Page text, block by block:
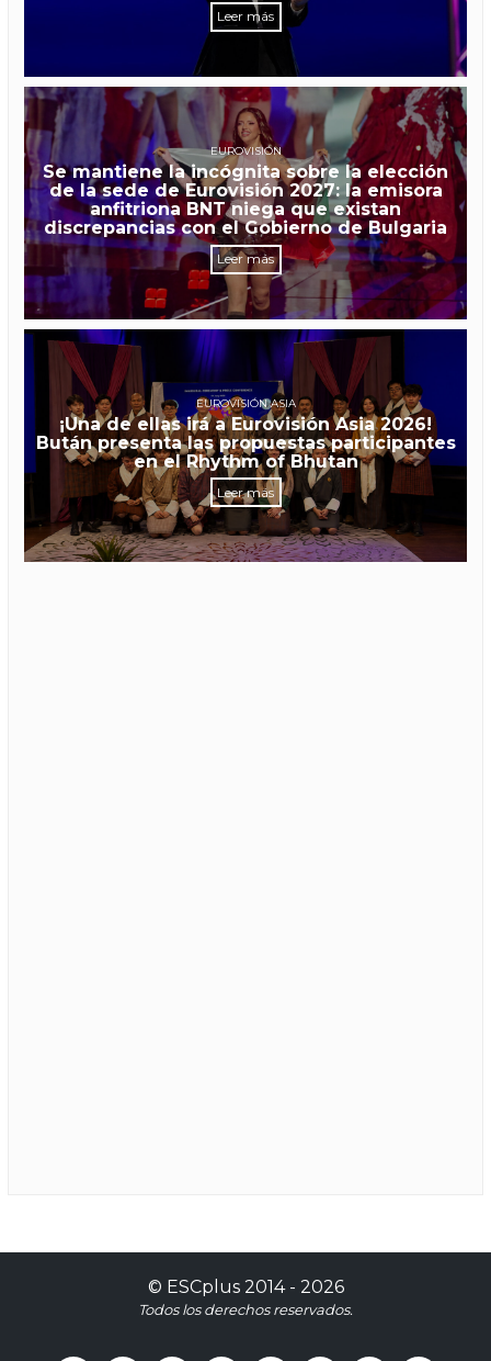
Leer más
EUROVISIÓN
Se mantiene la incógnita sobre la elección
de la sede de Eurovisión 2027: la emisora
anfitriona BNT niega que existan
discrepancias con el Gobierno de Bulgaria
Leer más
EUROVISIÓN ASIA
¡Una de ellas irá a Eurovisión Asia 2026!
Bután presenta las propuestas participantes
en el Rhythm of Bhutan
Leer más
© ESCplus2014 - 2026
Todos los derechos reservados.